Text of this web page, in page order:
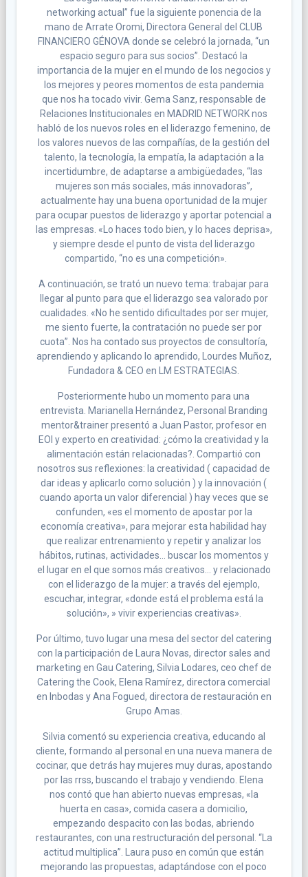
networking actual” fue la siguiente ponencia de la
mano de Arrate Oromi, Directora General del CLUB
FINANCIERO GÉNOVA donde se celebró la jornada, “un
espacio seguro para sus socios”. Destacó la
importancia de la mujer en el mundo de los negocios y
los mejores y peores momentos de esta pandemia
que nos ha tocado vivir. Gema Sanz, responsable de
Relaciones Institucionales en MADRID NETWORK nos
habló de los nuevos roles en el liderazgo femenino, de
los valores nuevos de las compañías, de la gestión del
talento, la tecnología, la empatía, la adaptación a la
incertidumbre, de adaptarse a ambigüedades, “las
mujeres son más sociales, más innovadoras”,
actualmente hay una buena oportunidad de la mujer
para ocupar puestos de liderazgo y aportar potencial a
las empresas. «Lo haces todo bien, y lo haces deprisa»,
y siempre desde el punto de vista del liderazgo
compartido, “no es una competición».
A continuación, se trató un nuevo tema: trabajar para
llegar al punto para que el liderazgo sea valorado por
cualidades. «No he sentido dificultades por ser mujer,
me siento fuerte, la contratación no puede ser por
cuota”. Nos ha contado sus proyectos de consultoría,
aprendiendo y aplicando lo aprendido, Lourdes Muñoz,
Fundadora & CEO en LM ESTRATEGIAS.
Posteriormente hubo un momento para una
entrevista. Marianella Hernández, Personal Branding
mentor&trainer presentó a Juan Pastor, profesor en
EOI y experto en creatividad: ¿cómo la creatividad y la
alimentación están relacionadas?. Compartió con
nosotros sus reflexiones: la creatividad ( capacidad de
dar ideas y aplicarlo como solución ) y la innovación (
cuando aporta un valor diferencial ) hay veces que se
confunden, «es el momento de apostar por la
economía creativa», para mejorar esta habilidad hay
que realizar entrenamiento y repetir y analizar los
hábitos, rutinas, actividades… buscar los momentos y
el lugar en el que somos más creativos… y relacionado
con el liderazgo de la mujer: a través del ejemplo,
escuchar, integrar, «donde está el problema está la
solución», » vivir experiencias creativas».
Por último, tuvo lugar una mesa del sector del catering
con la participación de Laura Novas, director sales and
marketing en Gau Catering, Silvia Lodares, ceo chef de
Catering the Cook, Elena Ramírez, directora comercial
en Inbodas y Ana Fogued, directora de restauración en
Grupo Amas.
Silvia comentó su experiencia creativa, educando al
cliente, formando al personal en una nueva manera de
cocinar, que detrás hay mujeres muy duras, apostando
por las rrss, buscando el trabajo y vendiendo. Elena
nos contó que han abierto nuevas empresas, «la
huerta en casa», comida casera a domicilio,
empezando despacito con las bodas, abriendo
restaurantes, con una restructuración del personal. “La
actitud multiplica”. Laura puso en común que están
mejorando las propuestas, adaptándose con el poco